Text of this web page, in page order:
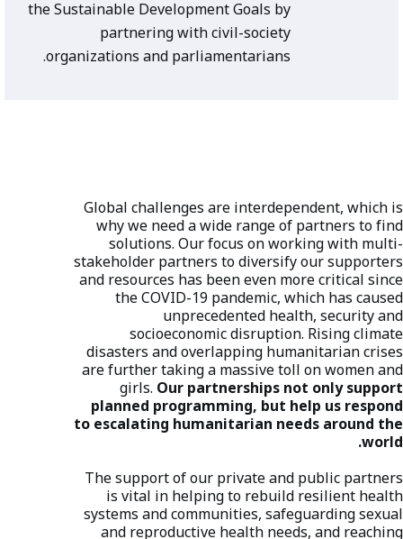
the Sustainable Development Goals by
partnering with civil-society
organizations and parliamentarians.
Global challenges are interdependent, which is
why we need a wide range of partners to find
solutions. Our focus on working with multi-
stakeholder partners to diversify our supporters
and resources has been even more critical since
the COVID-19 pandemic, which has caused
unprecedented health, security and
socioeconomic disruption. Rising climate
disasters and overlapping humanitarian crises
are further taking a massive toll on women and
girls.Our partnerships not only support
planned programming, but help us respond
to escalating humanitarian needs around the
world.
The support of our private and public partners
is vital in helping to rebuild resilient health
systems and communities, safeguarding sexual
and reproductive health needs, and reaching